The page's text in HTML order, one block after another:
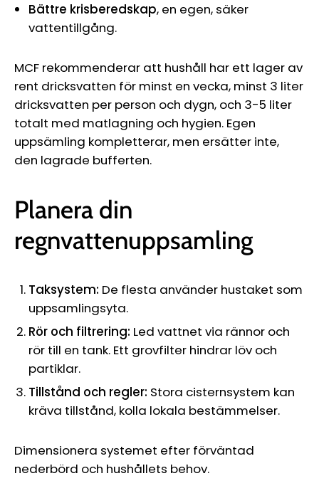
Bättre krisberedskap, en egen, säker
vattentillgång.
MCF rekommenderar att hushåll har ett lager av
rent dricksvatten för minst en vecka, minst 3 liter
dricksvatten per person och dygn, och 3-5 liter
totalt med matlagning och hygien. Egen
uppsämling kompletterar, men ersätter inte,
den lagrade bufferten.
Planera din
regnvattenuppsamling
Taksystem: De flesta använder hustaket som
uppsamlingsyta.
Rör och filtrering: Led vattnet via rännor och
rör till en tank. Ett grovfilter hindrar löv och
partiklar.
Tillstånd och regler: Stora cisternsystem kan
kräva tillstånd, kolla lokala bestämmelser.
Dimensionera systemet efter förväntad
nederbörd och hushållets behov.